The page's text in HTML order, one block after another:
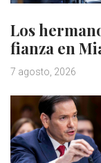
Los
fianza en
7 agosto, 2026